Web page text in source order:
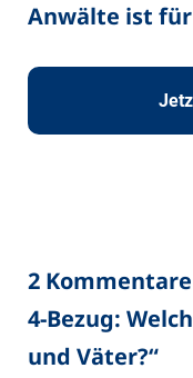
Anwälte ist
2 Kommentare
4-Bezug:
und Väter?“